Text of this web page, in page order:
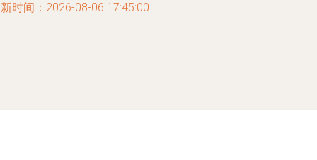
时间：2026-08-06 17:45:00